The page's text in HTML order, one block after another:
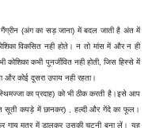
गैंग्रीन (अंग का सड़ जाना) में बदल जाती है अंत में
विकसित नही होते। न तो मांस में और न ही
कभी पुनर्जीवित नही होती, जिस हिस्से में
और कोई दूसरा उपाय नही रहता।
का प्रदाह) को भी ठीक करती है।इसे आप
कपड़े में छानकर) , हल्दी और गेंदे का फूल।
गाय मूत्र में डालकर उसकी चटनी बना लें। यह